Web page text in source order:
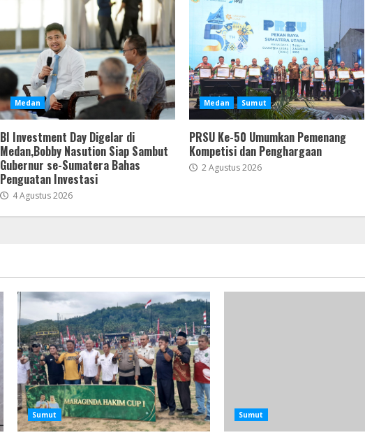
Medan
BI Investment Day Digelar di
Medan,Bobby Nasution Siap Sambut
Gubernur se-Sumatera Bahas
Penguatan Investasi
4 Agustus 2026
Medan Sumut
PRSU Ke-50 Umumkan Pemenang
Kompetisi dan Penghargaan
2 Agustus 2026
Sumut Sumut